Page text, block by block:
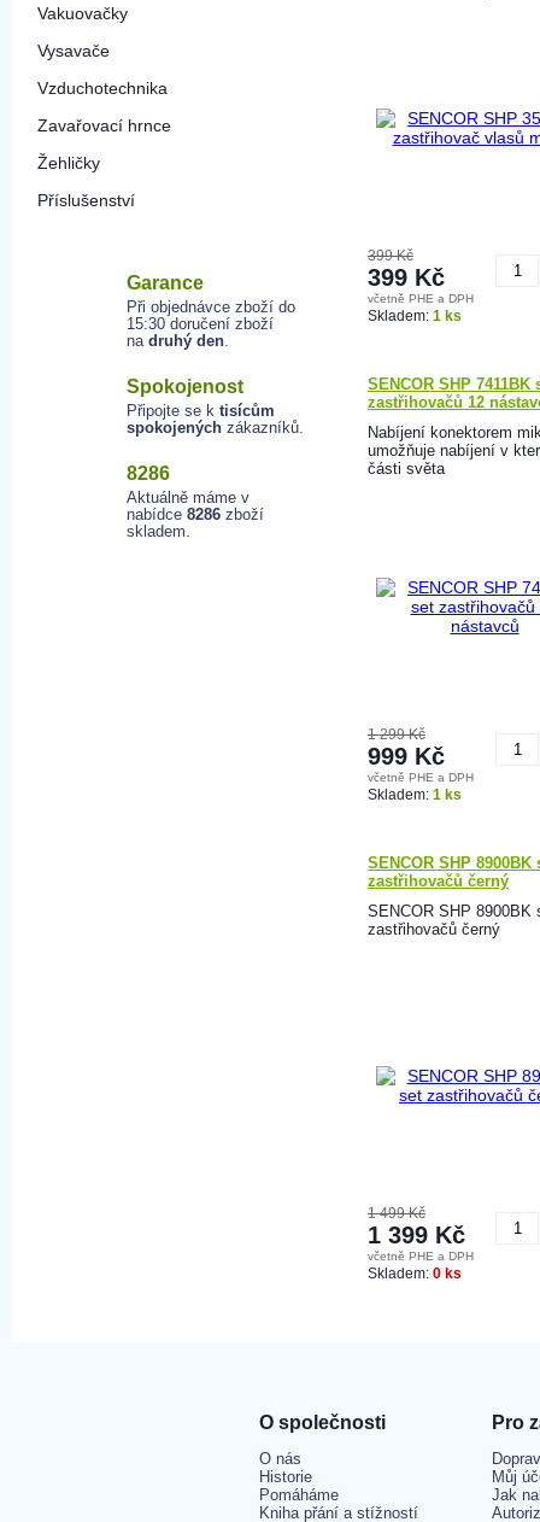
Vakuovačky
Vysavače
Vzduchotechnika
Zavařovací hrnce
Žehličky
Příslušenství
Garance
Při objednávce zboží do
15:30 doručení zboží
na druhý den.
Spokojenost
Připojte se k tisícům
spokojených zákazníků.
8286
Aktuálně máme v
nabídce 8286 zboží
skladem.
399 Kč
399 Kč
včetně PHE a DPH
Skladem: 1 ks
SENCOR SHP 7411BK
zastřihovačů 12
Nabíjení konektorem
umožňuje nabíjení v
části světa
1 299 Kč
999 Kč
včetně PHE a DPH
Skladem: 1 ks
SENCOR SHP 8900BK
zastřihovačů černý
SENCOR SHP 8900BK
zastřihovačů černý
1 499 Kč
1 399 Kč
včetně PHE a DPH
Skladem: 0 ks
O společnosti
O nás
Historie
Pomáháme
Kniha přání a stížností
Pro
Můj
Jak